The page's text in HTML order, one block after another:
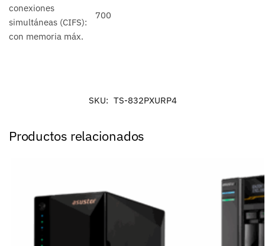
conexiones
simultáneas (CIFS):
con memoria máx.
700
SKU: TS-832PXURP4
Productos relacionados